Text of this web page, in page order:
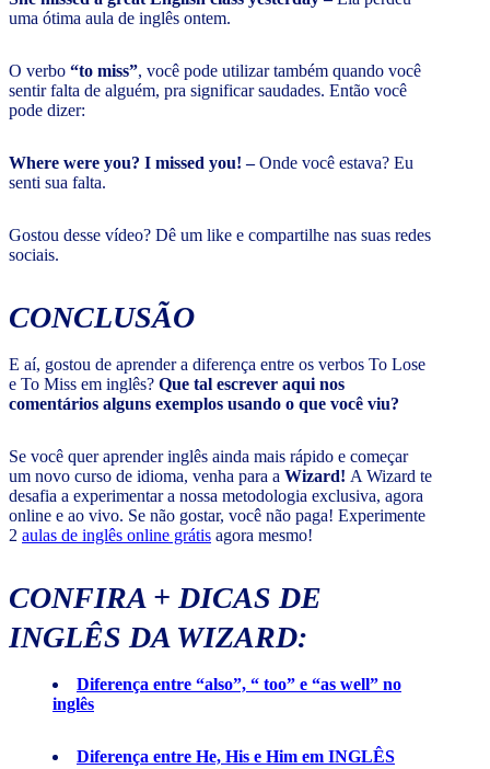
uma ótima aula de inglês ontem.
O verbo “to miss”, você pode utilizar também quando você
sentir falta de alguém, pra significar saudades. Então você
pode dizer:
Where were you? I missed you! –Onde você estava? Eu
senti sua falta.
Gostou desse vídeo? Dê um like e compartilhe nas suas redes
sociais.
CONCLUSÃO
E aí, gostou de aprender a diferença entre os verbos To Lose
e To Miss em inglês? Que tal escrever aqui nos
comentários alguns exemplos usando o que você viu?
Se você quer aprender inglês ainda mais rápido e começar
um novo curso de idioma, venha para a Wizard! A Wizard te
desafia a experimentar a nossa metodologia exclusiva, agora
online e ao vivo. Se não gostar, você não paga! Experimente
2 aulas de inglês online grátis agora mesmo!
CONFIRA + DICAS DE
INGLÊS DA WIZARD:
Diferença entre “also”, “ too” e “as well” no
inglês
Diferença entre He, His e Him em INGLÊS